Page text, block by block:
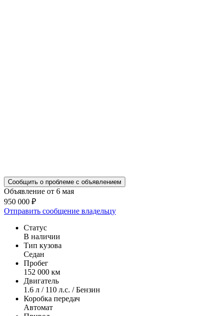
Сообщить о проблеме с объявлением
Объявление от 6 мая
950 000 ₽
Отправить сообщение владельцу
Статус
В наличии
Тип кузова
Седан
Пробег
152 000 км
Двигатель
1.6 л / 110 л.с. / Бензин
Коробка передач
Автомат